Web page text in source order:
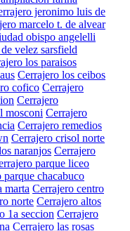
jeronimo luis de
marcelo t. de alvear
obispo angelelli
velez sarsfield
los paraisos
Cerrajero los ceibos
cofico Cerrajero
Cerrajero
mosconi Cerrajero
Cerrajero remedios
Cerrajero crisol norte
naranjos Cerrajero
parque liceo
parque chacabuco
marta Cerrajero centro
norte Cerrajero altos
1a seccion Cerrajero
Cerrajero las rosas